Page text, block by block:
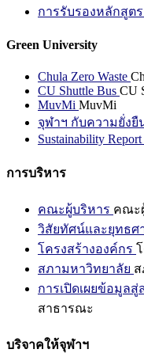
การรับรองหลักสูตร
Green University
Chula Zero Waste
CU Shuttle Bus CU
MuvMi MuvMi
จุฬาฯ กับความยั่งยื
Sustainability Report
การบริหาร
คณะผู้บริหาร คณะ
วิสัยทัศน์และยุทธศ
โครงสร้างองค์กร
สภามหาวิทยาลัย
การเปิดเผยข้อมูล
สาธารณะ
บริจาคให้จุฬาฯ